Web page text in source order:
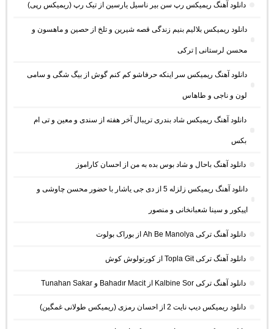
دانلود آهنگ ریمیکس رپ سن بیر ناسیل یارسین از تیک رپ (ریمیکس رپی)
دانلود ریمیکس بلالیم بنیم زندگی قصه شیرین و تلخ از حصین و ماهسون و
محسن لرستانی | ترکی
دانلود آهنگ ریمیکس سر اینکه حرفاشو کم کنم گوش از بیگ شگی و سامی
لون و ناجی و طاهاس
دانلود آهنگ ریمیکس شاد بندری تریبال آخر هفته از سندی و معین و تی ام
بکس
دانلود آهنگ باحال و شاد بوس بده به من از احسان کاراموز
دانلود آهنگ ریمیکس زلزله 5 از دی جی یاشار با حضور محسن چاوشی و
اپیکور و سینا شعبانخانی و منصور
دانلود آهنگ ترکی Ah Be Manolya از بوراک بولوت
دانلود آهنگ ترکی Topla Git از کورتولوش کوش
دانلود آهنگ ترکی Kalbine Sor از Bahadır Macit و Tunahan Sakar
دانلود ریمیکس دیپ نایت 2 از احسان رمزی (ریمیکس طولانی غمگین)